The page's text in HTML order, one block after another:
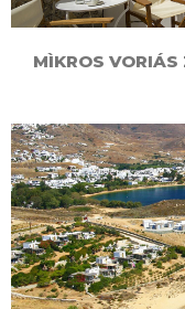
MÌKROS